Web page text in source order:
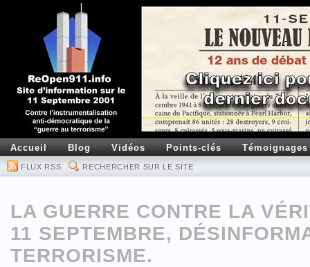
Accueil Blog Vidéos Points-clés Témoignages
FLUX RSS RECHERCHER SUR LE SITE
LA GUERRE CONTRE LA
11 SEPTEMBRE,
TERRORISME.